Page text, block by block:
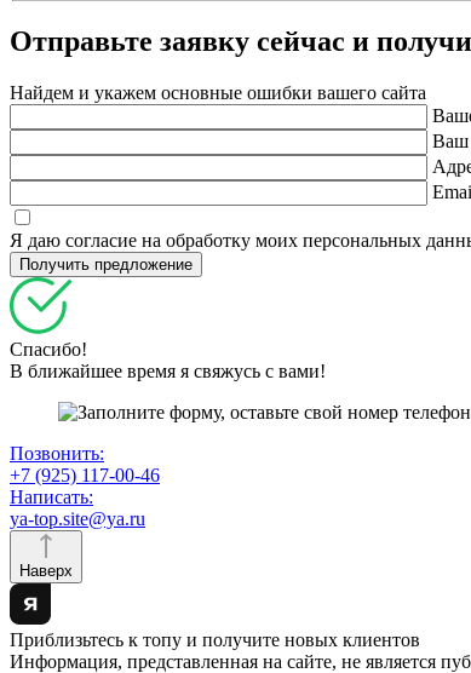
Отправьте заявку сейчас и
Найдем и укажем основные ошибки вашего сайта
Ваш
Я даю согласие на обработку моих персональных
Спасибо!
В ближайшее время я свяжусь с вами!
Позвонить:
+7 (925) 117-00-46
Написать:
ya-top.site@ya.ru
Наверх
Приблизьтесь к топу и получите новых клиентов
Информация, представленная на сайте, не является